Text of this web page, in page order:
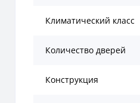
Климатический класс
Количество дверей
Конструкция